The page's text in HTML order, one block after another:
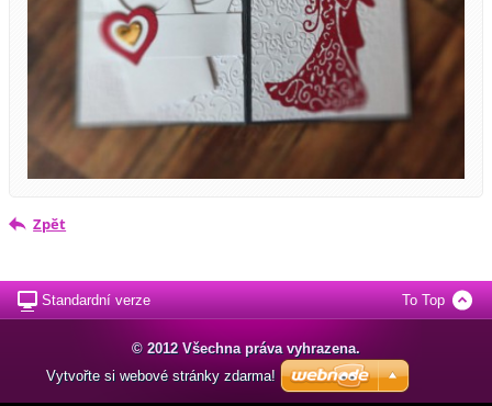
Zpět
Standardní verze To Top
© 2012 Všechna práva vyhrazena.
Vytvořte si webové stránky zdarma!